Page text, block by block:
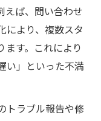
えば、問い合わせ
により、複数スタ
ます。これにより
い」といった不満
トラブル報告や修